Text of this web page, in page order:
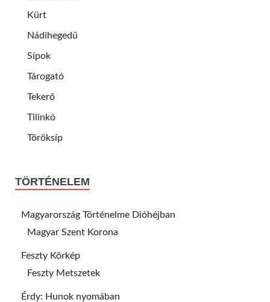
Kürt
Nádihegedű
Sípok
Tárogató
Tekerő
Tilinkó
Töröksíp
TÖRTÉNELEM
Magyarország Történelme Dióhéjban
Magyar Szent Korona
Feszty Körkép
Feszty Metszetek
Érdy: Hunok nyomában